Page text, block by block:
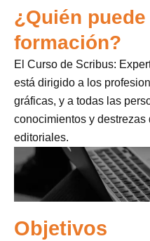
¿Quién
formación?
El Curso de Scribus:
está dirigido a los
gráficas, y a todas las
conocimientos y
editoriales.
Objetivos